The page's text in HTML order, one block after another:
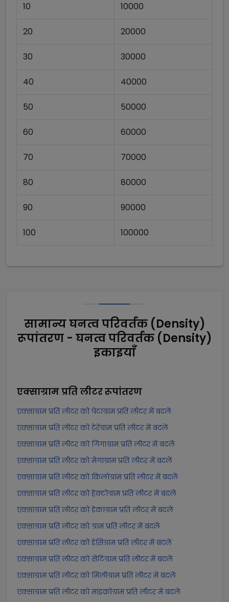
10 10000
20 20000
30 30000
40 40000
50 50000
60 60000
70 70000
80 80000
90 90000
100 100000
सामान्य घनत्व परिवर्तक (Density)
रूपांतरण - घनत्व परिवर्तक (Density)
इकाइयाँ
एक्साग्राम प्रति लीटररूपांतरण
एक्साग्राम प्रति लीटर को पेटाग्राम प्रति लीटर में बदलें
एक्साग्राम प्रति लीटर को टेरेग्राम प्रति लीटर में बदलें
एक्साग्राम प्रति लीटर को गिगाग्राम प्रति लीटर में बदलें
एक्साग्राम प्रति लीटर को मेगाग्राम प्रति लीटर में बदलें
एक्साग्राम प्रति लीटर को किलोग्राम प्रति लीटर में बदलें
एक्साग्राम प्रति लीटर को हेक्टोग्राम प्रति लीटर में बदलें
एक्साग्राम प्रति लीटर को डेकाग्राम प्रति लीटर में बदलें
एक्साग्राम प्रति लीटर को ग्राम प्रति लीटर में बदलें
एक्साग्राम प्रति लीटर को डेसिग्राम प्रति लीटर में बदलें
एक्साग्राम प्रति लीटर को सेंटिग्राम प्रति लीटर में बदलें
एक्साग्राम प्रति लीटर को मिलीग्राम प्रति लीटर में बदलें
एक्साग्राम प्रति लीटर को माइक्रोग्राम प्रति लीटर में बदलें